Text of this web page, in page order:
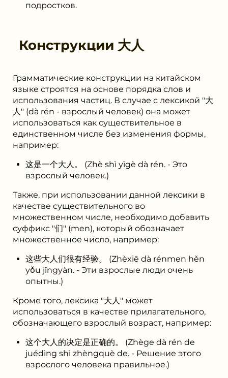
подростков.
Конструкции 大人
Грамматические конструкции на китайском
языке строятся на основе порядка слов и
использования частиц. В случае с лексикой "大
人" (dà rén - взрослый человек) она может
использоваться как существительное в
единственном числе без изменения формы,
например:
这是一个大人。 (Zhè shì yīgè dà rén. - Это
взрослый человек.)
Также, при использовании данной лексики в
качестве существительного во
множественном числе, необходимо добавить
суффикс "们" (men), который обозначает
множественное число, например:
这些大人们很有经验。 (Zhèxiē dà rénmen hěn
yǒu jīngyàn. - Эти взрослые люди очень
опытны.)
Кроме того, лексика "大人" может
использоваться в качестве прилагательного,
обозначающего взрослый возраст, например:
这个大人的决定是正确的。 (Zhège dà rén de
juédìng shì zhèngquè de. - Решение этого
взрослого человека правильное.)